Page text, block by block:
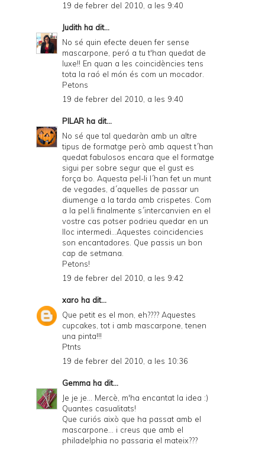
19 de febrer del 2010, a les 9:40
Judith ha dit...
No sé quin efecte deuen fer sense
mascarpone, peró a tu t'han quedat de
luxe!! En quan a les coincidències tens
tota la raó el món és com un mocador.
Petons
19 de febrer del 2010, a les 9:40
PILAR ha dit...
No sé que tal quedaràn amb un altre
tipus de formatge però amb aquest t´han
quedat fabulosos encara que el formatge
sigui per sobre segur que el gust es
força bo. Aquesta pel-li l´han fet un munt
de vegades, d´aquelles de passar un
diumenge a la tarda amb crispetes. Com
a la pel.li finalmente s´intercanvien en el
vostre cas potser podrieu quedar en un
lloc intermedi...Aquestes coincidencies
son encantadores. Que passis un bon
cap de setmana.
Petons!
19 de febrer del 2010, a les 9:42
xaro ha dit...
Que petit es el mon, eh???? Aquestes
cupcakes, tot i amb mascarpone, tenen
una pinta!!!
Ptnts
19 de febrer del 2010, a les 10:36
Gemma ha dit...
Je je je... Mercè, m'ha encantat la idea :)
Quantes casualitats!
Que curiós això que ha passat amb el
mascarpone... i creus que amb el
philadelphia no passaria el mateix???